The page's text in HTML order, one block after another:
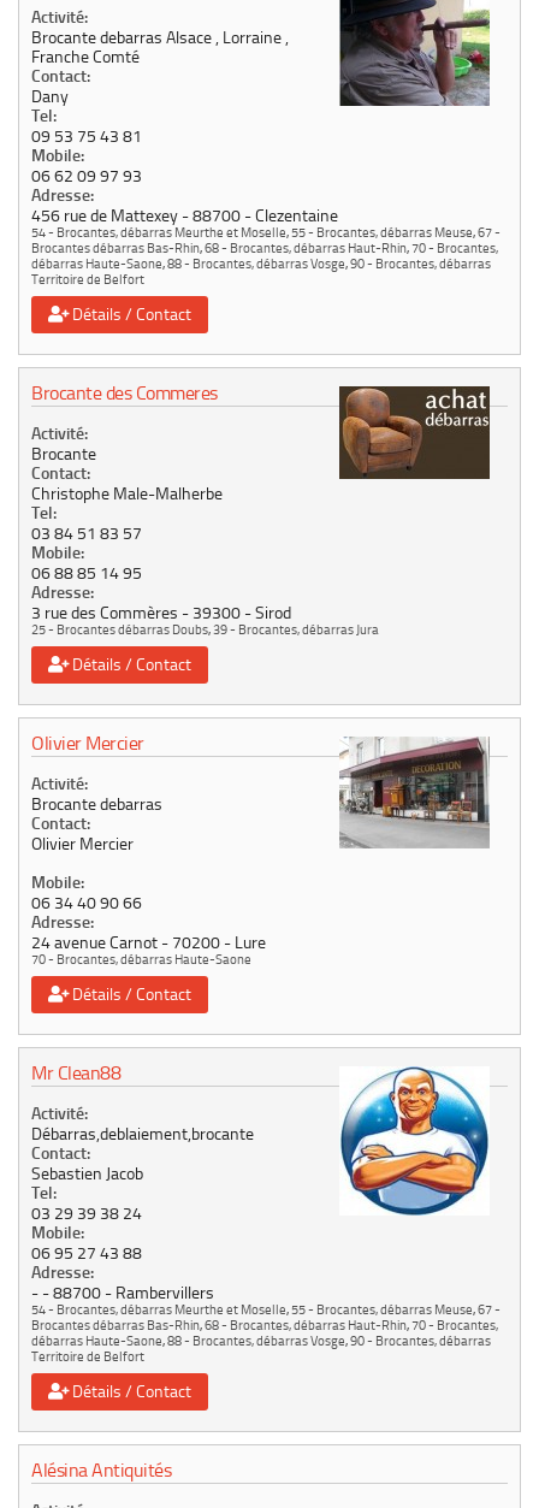
Activité:
Brocante debarras Alsace , Lorraine ,
Franche Comté
Contact:
Dany
Tel:
09 53 75 43 81
Mobile:
06 62 09 97 93
Adresse:
456 rue de Mattexey 88700 Clezentaine
54 - Brocantes, débarras Meurthe et Moselle,55 - Brocantes, débarras Meuse,67 -
Brocantes débarras Bas-Rhin,68 - Brocantes, débarras Haut-Rhin,70 - Brocantes,
débarras Haute-Saone,88 - Brocantes, débarras Vosge,90 - Brocantes, débarras
Territoire de Belfort
Détails / Contact
Brocante des Commeres
Activité:
Brocante
Contact:
Christophe Male-Malherbe
Tel:
03 84 51 83 57
Mobile:
06 88 85 14 95
Adresse:
3 rue des Commères 39300 Sirod
25 - Brocantes débarras Doubs,39 - Brocantes, débarras Jura
Détails / Contact
Olivier Mercier
Activité:
Brocante debarras
Contact:
Olivier Mercier
Mobile:
06 34 40 90 66
Adresse:
24 avenue Carnot 70200 Lure
70 - Brocantes, débarras Haute-Saone
Détails / Contact
Mr Clean88
Activité:
Débarras,deblaiement,brocante
Contact:
Sebastien Jacob
Tel:
03 29 39 38 24
Mobile:
06 95 27 43 88
Adresse:
- 88700 Rambervillers
54 - Brocantes, débarras Meurthe et Moselle,55 - Brocantes, débarras Meuse,67 -
Brocantes débarras Bas-Rhin,68 - Brocantes, débarras Haut-Rhin,70 - Brocantes,
débarras Haute-Saone,88 - Brocantes, débarras Vosge,90 - Brocantes, débarras
Territoire de Belfort
Détails / Contact
Alésina Antiquités